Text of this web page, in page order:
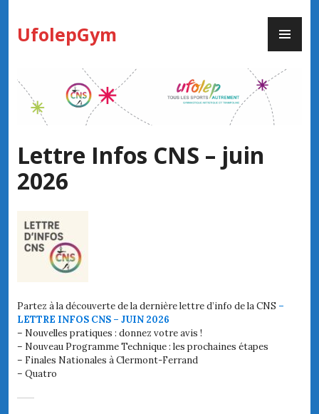
to
content
UfolepGym
Lettre Infos CNS – juin
2026
Partez à la découverte de la dernière lettre d’info de la CNS –
LETTRE INFOS CNS – JUIN 2026
– Nouvelles pratiques : donnez votre avis !
– Nouveau Programme Technique : les prochaines étapes
– Finales Nationales à Clermont-Ferrand
– Quatro